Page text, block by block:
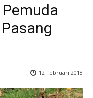
12 Februari 2018